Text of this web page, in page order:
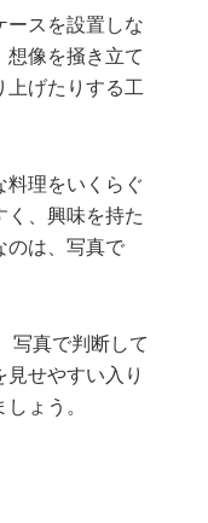
ースを設置しな
想像を掻き立て
上げたりする工
料理をいくらぐ
く、興味を持た
のは、写真で
写真で判断して
せやすい入り
ょう。